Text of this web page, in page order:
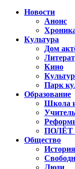
Новости
Анонс
Культура
Дом
Кино
Парк
Образование
Школа
Учитель
ПОЛЁТ
Общество
История